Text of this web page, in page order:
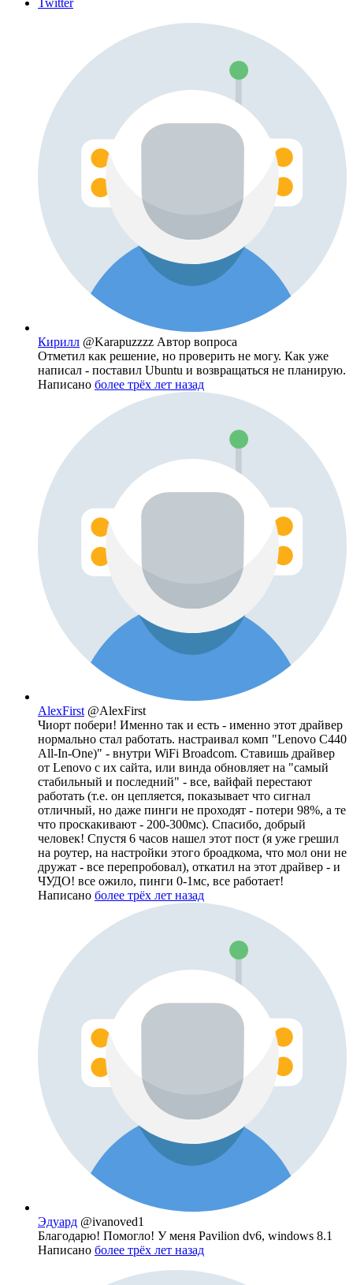
Twitter
Кирилл @Karapuzzzz Автор вопроса
Отметил как решение, но проверить не могу. Как уже
написал - поставил Ubuntu и возвращаться не планирую.
Написано более трёх лет назад
AlexFirst @AlexFirst
Чиорт побери! Именно так и есть - именно этот драйвер
нормально стал работать. настраивал комп "Lenovo C440
All-In-One)" - внутри WiFi Broadcom. Ставишь драйвер
от Lenovo с их сайта, или винда обновляет на "самый
стабильный и последний" - все, вайфай перестают
работать (т.е. он цепляется, показывает что сигнал
отличный, но даже пинги не проходят - потери 98%, а те
что проскакивают - 200-300мс). Спасибо, добрый
человек! Спустя 6 часов нашел этот пост (я уже грешил
на роутер, на настройки этого броадкома, что мол они не
дружат - все перепробовал), откатил на этот драйвер - и
ЧУДО! все ожило, пинги 0-1мс, все работает!
Написано более трёх лет назад
Эдуард @ivanoved1
Благодарю! Помогло! У меня Pavilion dv6, windows 8.1
Написано более трёх лет назад